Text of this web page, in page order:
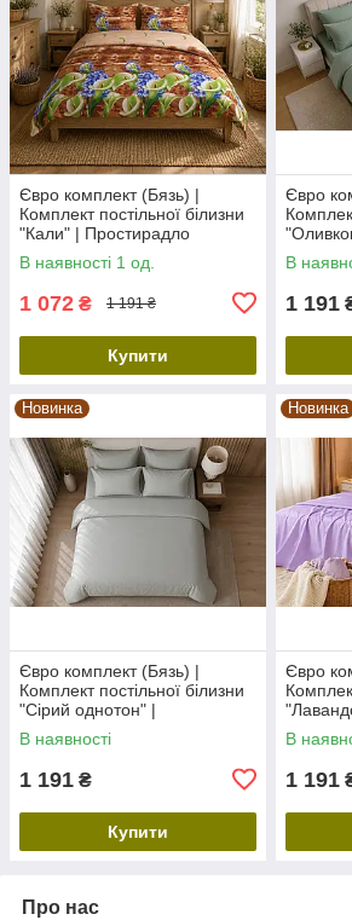
Євро комплект (Бязь) |
Комплект постільної білизни
"Кали" | Простирадло
230х210 см
В наявності 1 од.
1 072 ₴ 1 191 ₴
Купити
Євро
В
1 191
Новинка
Євро комплект (Бязь) |
Комплект постільної білизни
"Сірий однотон" |
Простирадло 240х220 см
В наявності
1 191 ₴
Купити
Новинка
Євро
В
1 191
Про нас